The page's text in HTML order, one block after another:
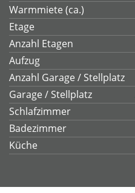
Warmmiete (ca.)
Etage
Anzahl Etagen
Aufzug
Anzahl Garage / Stellplatz
Garage / Stellplatz
Schlafzimmer
Badezimmer
Küche